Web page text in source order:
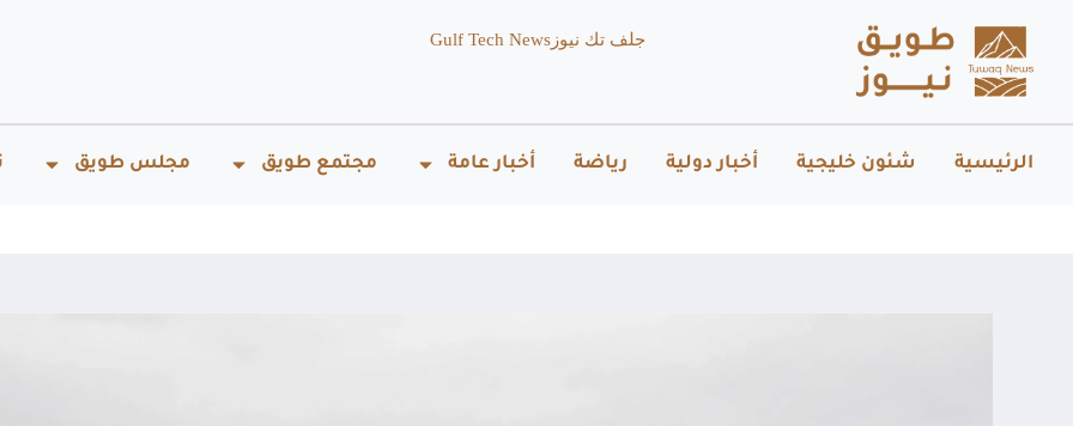
جلف تك نيوز Gulf Tech News
الرئيسية شئون خليجية أخبار دولية رياضة أخبار عامة مجتمع طويق مجلس طويق